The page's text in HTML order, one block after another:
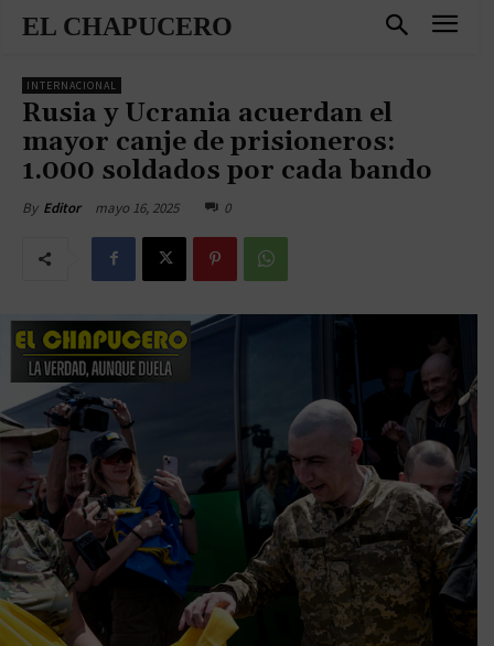
EL CHAPUCERO
INTERNACIONAL
Rusia y Ucrania acuerdan el
mayor canje de prisioneros:
1.000 soldados por cada bando
By Editor mayo 16, 2025 0